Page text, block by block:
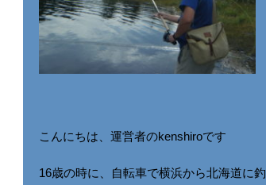
こんにちは、運営者のkenshiroです
16歳の時に、自転車で横浜から北海道に釣